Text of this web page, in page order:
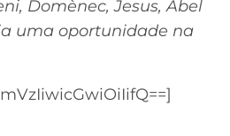
Domènec, Jesus, Abel
uma oportunidade na